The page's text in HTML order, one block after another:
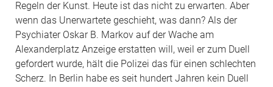
Regeln der Kunst. Heute ist das nicht zu erwarten. Aber
wenn das Unerwartete geschieht, was dann? Als der
Psychiater Oskar B. Markov auf der Wache am
Alexanderplatz Anzeige erstatten will, weil er zum Duell
gefordert wurde, hält die Polizei das für einen schlechten
Scherz. In Berlin habe es seit hundert Jahren kein Duell